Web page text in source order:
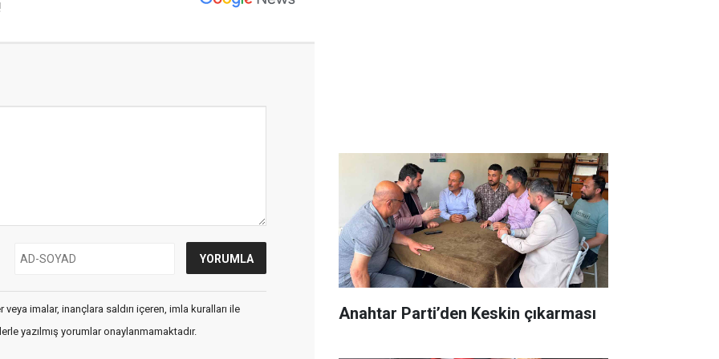
imalar, inançlara saldırı içeren, imla kuralları ile
yazılmış yorumlar onaylanmamaktadır.
Anahtar Parti’den Keskin çıkarması